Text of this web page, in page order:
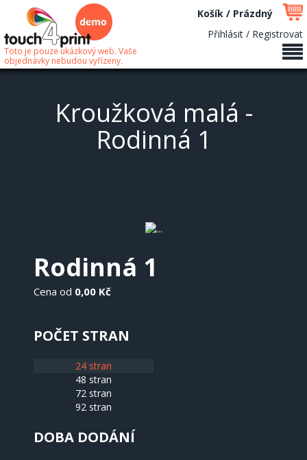
Toto je pouze ukázkový web. Vaše
objednávky nebudou vyřízeny.
Košík / Prázdný
Přihlásit / Registrovat
Kroužková malá -
Rodinná 1
Rodinná 1
Cena od 0,00 Kč
POČET STRAN
24 stran
48 stran
72 stran
92 stran
DOBA DODÁNÍ